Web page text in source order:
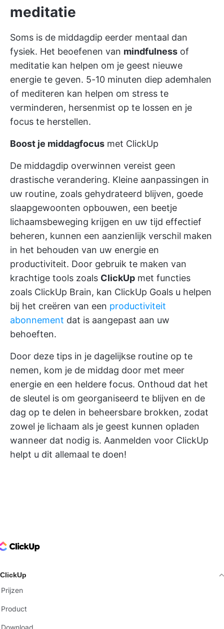
meditatie
Soms is de middagdip eerder mentaal dan
fysiek. Het beoefenen van mindfulness of
meditatie kan helpen om je geest nieuwe
energie te geven. 5-10 minuten diep ademhalen
of mediteren kan helpen om stress te
verminderen, hersenmist op te lossen en je
focus te herstellen.
Boost je middagfocus met ClickUp
De middagdip overwinnen vereist geen
drastische verandering. Kleine aanpassingen in
uw routine, zoals gehydrateerd blijven, goede
slaapgewoonten opbouwen, een beetje
lichaamsbeweging krijgen en uw tijd effectief
beheren, kunnen een aanzienlijk verschil maken
in het behouden van uw energie en
productiviteit. Door gebruik te maken van
krachtige tools zoals ClickUp met functies
zoals ClickUp Brain, kan ClickUp Goals u helpen
bij het creëren van een productiviteit
abonnement dat is aangepast aan uw
behoeften.
Door deze tips in je dagelijkse routine op te
nemen, kom je de middag door met meer
energie en een heldere focus. Onthoud dat het
de sleutel is om georganiseerd te blijven en de
dag op te delen in beheersbare brokken, zodat
zowel je lichaam als je geest kunnen opladen
wanneer dat nodig is. Aanmelden voor ClickUp
helpt u dit allemaal te doen!
Logo
ClickUp
Prijzen
Product
Download